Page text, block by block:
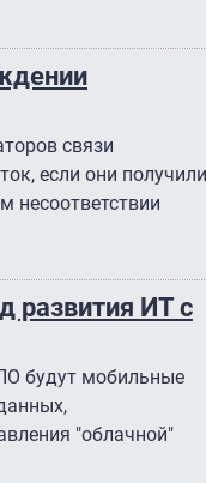
связи
если они получили
несоответствии
развития ИТ с
будут мобильные
"облачной"